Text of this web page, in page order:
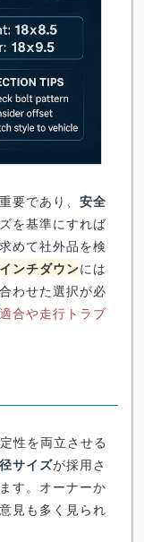
要であり、 安全
を基準にすれば
めて社外品を検
ンチダウンには
わせた選択が必
合や走行トラブ
性を両立させる
サイズが採用さ
す。オーナーか
見も多く見られ